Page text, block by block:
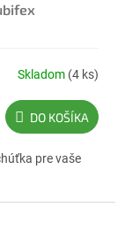
Skladom (4 ks)
DO KOŠÍKA
pre vaše